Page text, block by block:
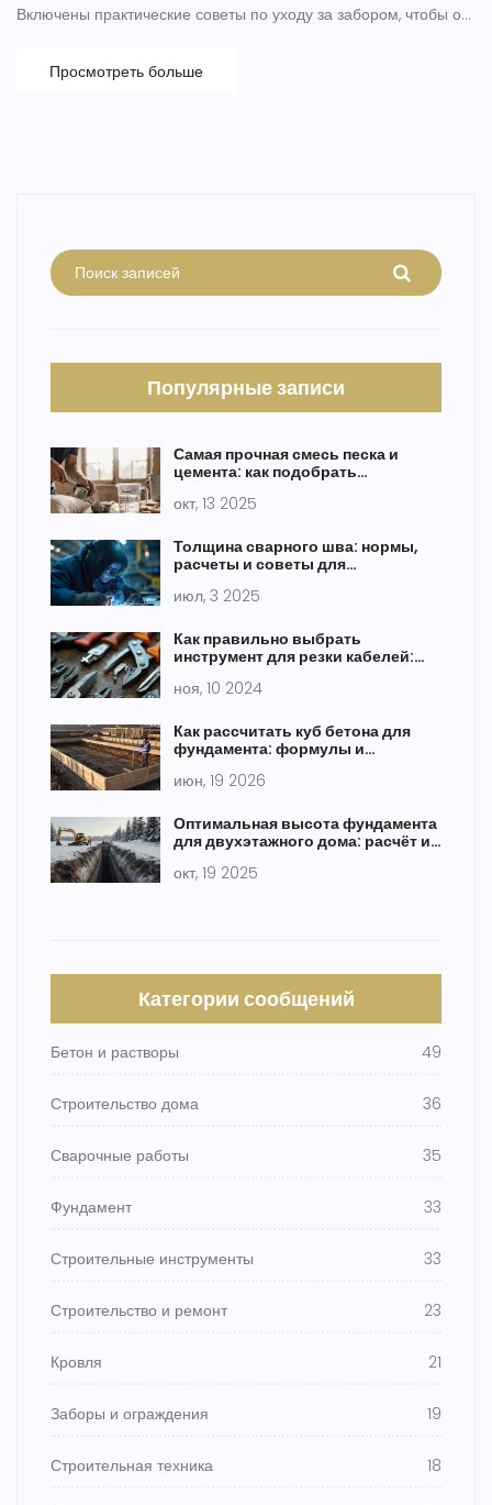
Включены практические советы по уходу за забором, чтобы он
следует учитывать при выборе материала, такие как стоимость,
климатические условия и личные предпочтения. Эти сведения
Просмотреть больше
Популярные записи
Самая прочная смесь песка и
цемента: как подобрать
окт, 13 2025
Толщина сварного шва: нормы,
расчеты и советы для
июл, 3 2025
Как правильно выбрать
инструмент для резки кабелей:
ноя, 10 2024
Как рассчитать куб бетона для
фундамента: формулы и
июн, 19 2026
Оптимальная высота фундамента
для двухэтажного дома: расчёт и
окт, 19 2025
Категории сообщений
Бетон и растворы 49
Строительство дома 36
Сварочные работы 35
Фундамент 33
Строительные инструменты 33
Строительство и ремонт 23
Кровля 21
Заборы и ограждения 19
Строительная техника 18